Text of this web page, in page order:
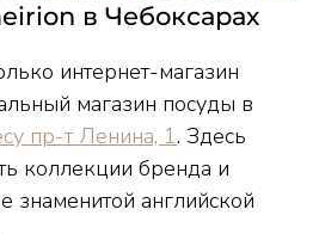
в Чебоксарах
интернет-магазин
магазин посуды в
пр-т Ленина, 1. Здесь
коллекции бренда и
знаменитой английской